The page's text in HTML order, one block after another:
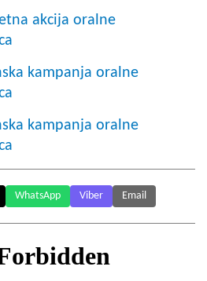
akcija oralne
kampanja oralne
kampanja oralne
WhatsApp Viber Email